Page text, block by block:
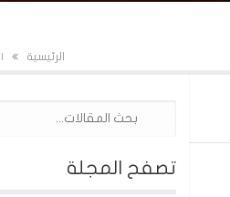
الرئيسية
تصفح المجلة